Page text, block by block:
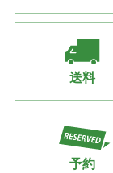
送料
予約